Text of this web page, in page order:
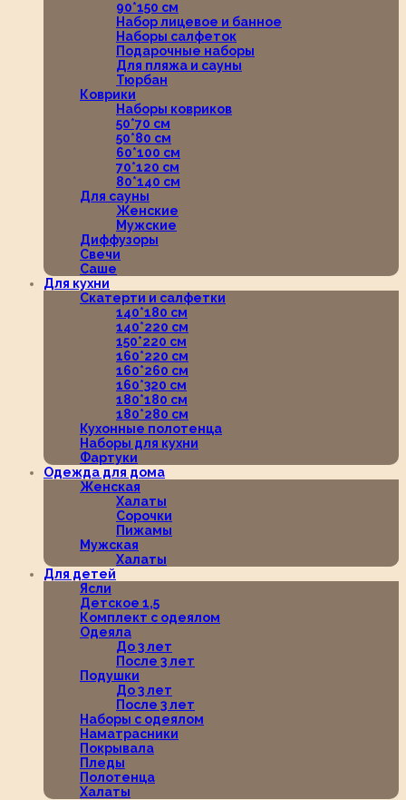
90*150 см
Набор лицевое и банное
Наборы салфеток
Подарочные наборы
Для пляжа и сауны
Тюрбан
Коврики
Наборы ковриков
50*70 см
50*80 см
60*100 см
70*120 см
80*140 см
Для сауны
Женские
Мужские
Диффузоры
Свечи
Саше
Для кухни
Скатерти и салфетки
140*180 см
140*220 см
150*220 см
160*220 см
160*260 см
160*320 см
180*180 см
180*280 см
Кухонные полотенца
Наборы для кухни
Фартуки
Одежда для дома
Женская
Халаты
Сорочки
Пижамы
Мужская
Халаты
Для детей
Ясли
Детское 1,5
Комплект с одеялом
Одеяла
До 3 лет
После 3 лет
Подушки
До 3 лет
После 3 лет
Наборы с одеялом
Наматрасники
Покрывала
Пледы
Полотенца
Халаты